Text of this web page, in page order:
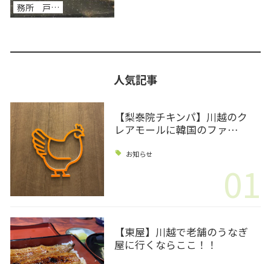
務所 戸…
人気記事
【梨泰院チキンパ】川越のク
レアモールに韓国のファ…
お知らせ
01
【東屋】川越で老舗のうなぎ
屋に行くならここ！！